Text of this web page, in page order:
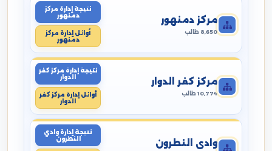
مركز دمنهور
8,650 طالب
نتيجة إدارة مركز
دمنهور
أوائل إدارة مركز
دمنهور
مركز كفر الدوار
10,774 طالب
نتيجة إدارة مركز كفر
الدوار
أوائل إدارة مركز كفر
الدوار
وادي النطرون
نتيجة إدارة وادي
النطرون